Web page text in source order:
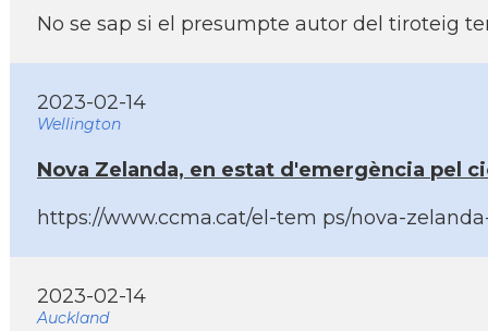
No se sap si el presumpte autor del tiroteig
2023-02-14
Wellington
Nova Zelanda, en estat d'emergència pel
https://www.ccma.cat/el-tem ps/nova-
2023-02-14
Auckland